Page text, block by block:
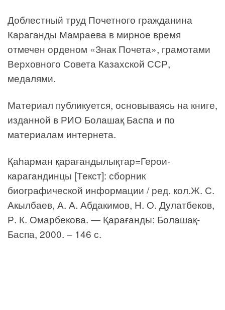
Доблестный труд Почетного гражданина
Караганды Мамраева в мирное время
отмечен орденом «Знак Почета», грамотами
Верховного Совета Казахской ССР,
медалями.
Материал публикуется, основываясь на книге,
изданной в РИО Болашақ Баспа и по
материалам интернета.
Қаһарман қарағандылықтар=Герои-
карагандинцы [Текст]: сборник
биографической информации / ред. кол.Ж. С.
Акылбаев, А. А. Абдакимов, Н. О. Дулатбеков,
Р. К. Омарбекова. — Қарағанды: Болашақ-
Баспа, 2000. – 146 с.